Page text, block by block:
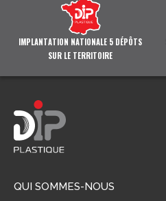
IMPLANTATION NATIONALE 5 DÉPÔTS
SUR LE TERRITOIRE
QUI SOMMES-NOUS